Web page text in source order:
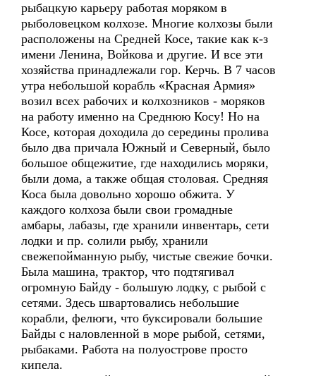
рыбацкую карьеру работая моряком в
рыболовецком колхозе. Многие колхозы были
расположены на Средней Косе, такие как к-з
имени Ленина, Войкова и другие. И все эти
хозяйства принадлежали гор. Керчь. В 7 часов
утра небольшой корабль «Красная Армия»
возил всех рабочих и колхозников - моряков
на работу именно на Среднюю Косу! Но на
Косе, которая доходила до середины пролива
было два причала Южный и Северный, было
большое общежитие, где находились моряки,
были дома, а также общая столовая. Средняя
Коса была довольно хорошо обжита. У
каждого колхоза были свои громадные
амбары, лабазы, где хранили инвентарь, сети
лодки и пр. солили рыбу, хранили
свежепойманную рыбу, чистые свежие бочки.
Была машина, трактор, что подтягивал
огромную Байду - большую лодку, с рыбой с
сетями. Здесь швартовались небольшие
корабли, фелюги, что буксировали большие
Байды с наловленной в море рыбой, сетями,
рыбаками. Работа на полуострове просто
кипела.